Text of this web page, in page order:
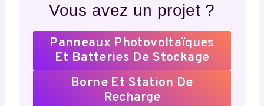
Vous avez un projet ?
Panneaux Photovoltaïques
Et Batteries De Stockage
Borne Et Station De
Recharge